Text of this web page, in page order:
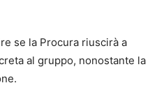
se la Procura riuscirà a
al gruppo, nonostante la